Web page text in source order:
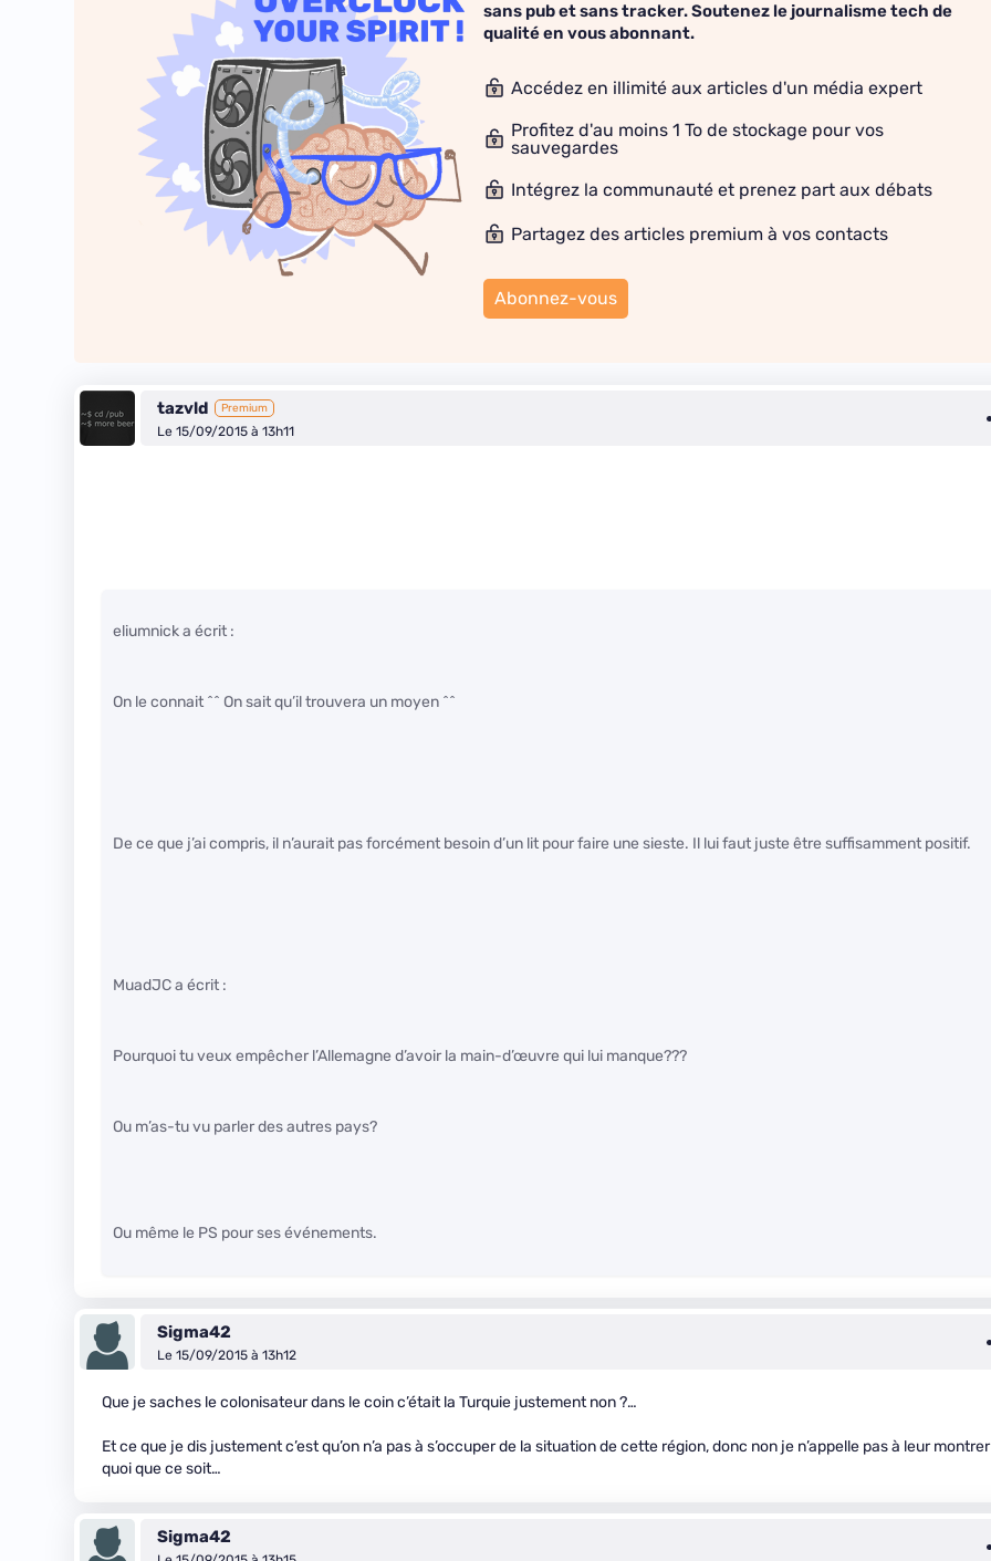
sans pub et sans tracker. Soutenez le journalisme tech de
qualité en vous abonnant.
Accédez en illimité aux articles d'un média expert
Profitez d'au moins 1 To de stockage pour vos
sauvegardes
Intégrez la communauté et prenez part aux débats
Partagez des articles premium à vos contacts
Abonnez-vous
tazvld Premium
Le 15/09/2015 à 13h11
eliumnick a écrit :
On le connait ^^ On sait qu’il trouvera un moyen ^^
De ce que j’ai compris, il n’aurait pas forcément besoin d’un lit pour faire une sieste. Il lui faut juste être suffisamment positif.
MuadJC a écrit :
Pourquoi tu veux empêcher l’Allemagne d’avoir la main-d’œuvre qui lui manque???
Ou m’as-tu vu parler des autres pays?
Ou même le PS pour ses événements.
Sigma42
Le 15/09/2015 à 13h12
Que je saches le colonisateur dans le coin c’était la Turquie justement non ?…
Et ce que je dis justement c’est qu’on n’a pas à s’occuper de la situation de cette région, donc non je n’appelle pas à leur montrer
quoi que ce soit…
Sigma42